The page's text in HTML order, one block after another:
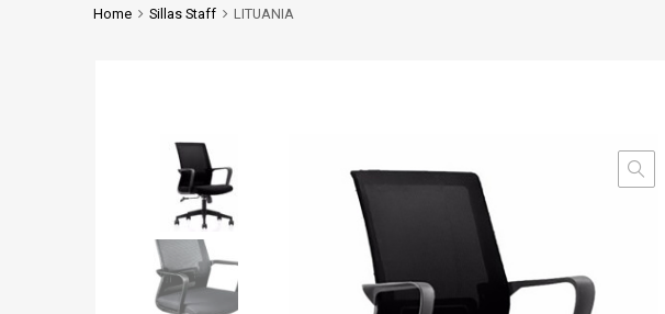
Home Sillas Staff LITUANIA